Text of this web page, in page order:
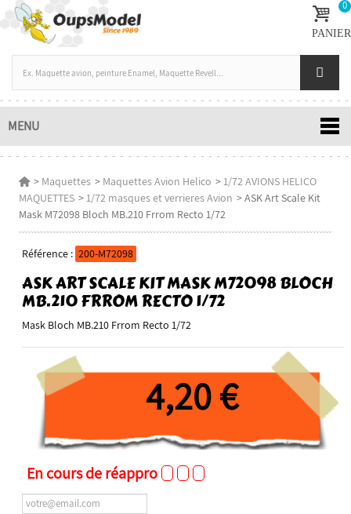
0
PANIER
MENU
> Maquettes > Maquettes Avion Helico >1/72 AVIONS HELICO
MAQUETTES >1/72 masques et verrieres Avion >ASK Art Scale Kit
Mask M72098 Bloch MB.210 Frrom Recto 1/72
Référence : 200-M72098
ASK ART SCALE KIT MASK M72098 BLOCH
MB.210 FRROM RECTO 1/72
Mask Bloch MB.210 Frrom Recto 1/72
4,20 €
En cours de réappro